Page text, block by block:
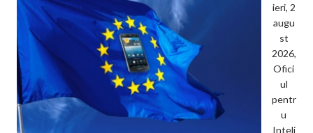
ieri, 2
augu
st
2026,
Ofici
ul
pentr
u
Inteli